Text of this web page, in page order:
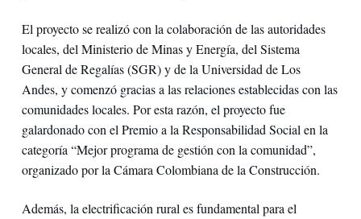
El proyecto se realizó con la colaboración de las autoridades
locales, del Ministerio de Minas y Energía, del Sistema
General de Regalías (SGR) y de la Universidad de Los
Andes, y comenzó gracias a las relaciones establecidas con las
comunidades locales. Por esta razón, el proyecto fue
galardonado con el Premio a la Responsabilidad Social en la
categoría “Mejor programa de gestión con la comunidad”,
organizado por la Cámara Colombiana de la Construcción.
Además, la electrificación rural es fundamental para el